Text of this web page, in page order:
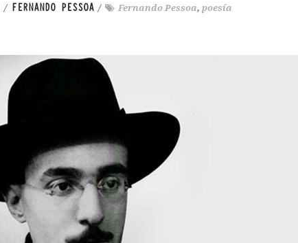
/ FERNANDO PESSOA / Fernando Pessoa, poesía